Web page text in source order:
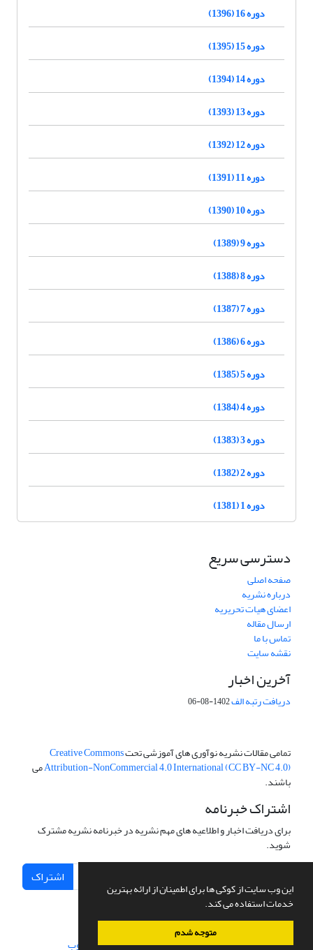
این وب سایت از کوکی ها برای اطمینان از ارائه بهترین
خدمات استفاده می کند.
متوجه شدم
دوره 16 (1396)
دوره 15 (1395)
دوره 14 (1394)
دوره 13 (1393)
دوره 12 (1392)
دوره 11 (1391)
دوره 10 (1390)
دوره 9 (1389)
دوره 8 (1388)
دوره 7 (1387)
دوره 6 (1386)
دوره 5 (1385)
دوره 4 (1384)
دوره 3 (1383)
دوره 2 (1382)
دوره 1 (1381)
دسترسی سریع
صفحه اصلی
درباره نشریه
اعضای هیات تحریریه
ارسال مقاله
تماس با ما
نقشه سایت
آخرین اخبار
دریافت رتبه الف1402-08-06
تمامی مقالات نشریه نوآوری های آموزشی تحتCreative Commons
Attribution-NonCommercial 4.0 International (CC BY-NC 4.0)می
باشند.
اشتراک خبرنامه
برای دریافت اخبار و اطلاعیه های مهم نشریه در خبرنامه نشریه مشترک
شوید.
اشتراک
سامانه مدیریت نشریات علمی.طراحی و پیاده سازی از سیناوب